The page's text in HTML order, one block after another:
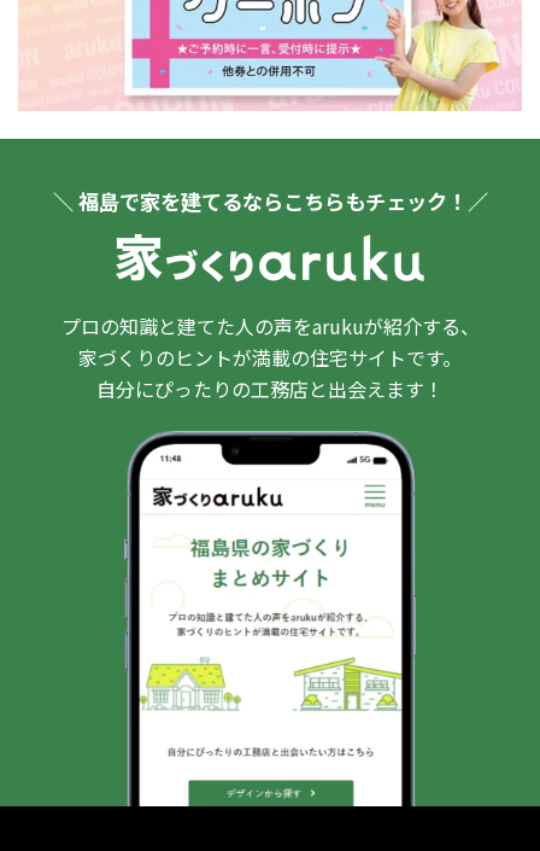
＼ 福島で家を建てるならこちらもチェック！／
プロの知識と建てた人の声をarukuが紹介する、
家づくりのヒントが満載の住宅サイトです。
自分にぴったりの工務店と出会えます！